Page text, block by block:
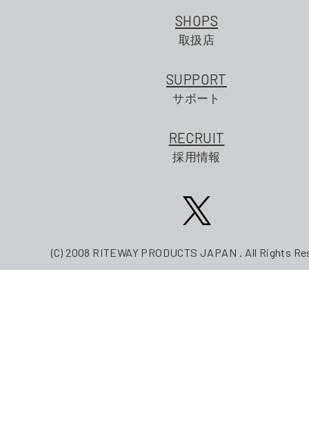
SHOPS
取扱店
SUPPORT
サポート
RECRUIT
採用情報
(C) 2008 RITEWAY PRODUCTS JAPAN . All Rights